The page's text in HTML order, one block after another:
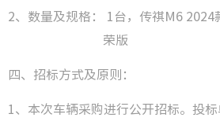
2、数量及规格： 1台，传祺M6 2024
荣版
四、招标方式及原则：
1、本次车辆采购进行公开招标。投